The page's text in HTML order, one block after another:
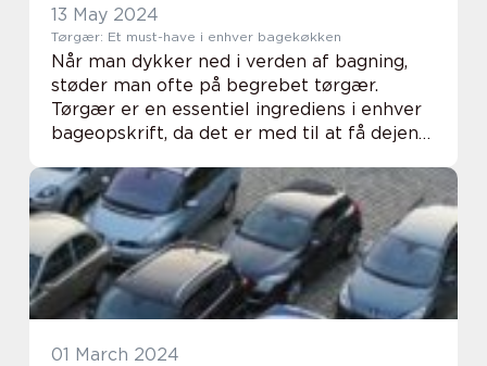
13 May 2024
Tørgær: Et must-have i enhver bagekøkken
Når man dykker ned i verden af bagning,
støder man ofte på begrebet tørgær.
Tørgær er en essentiel ingrediens i enhver
bageopskrift, da det er med til at få dejen
tørgær egentlig, og hvordan bruger man
det bed...
01 March 2024